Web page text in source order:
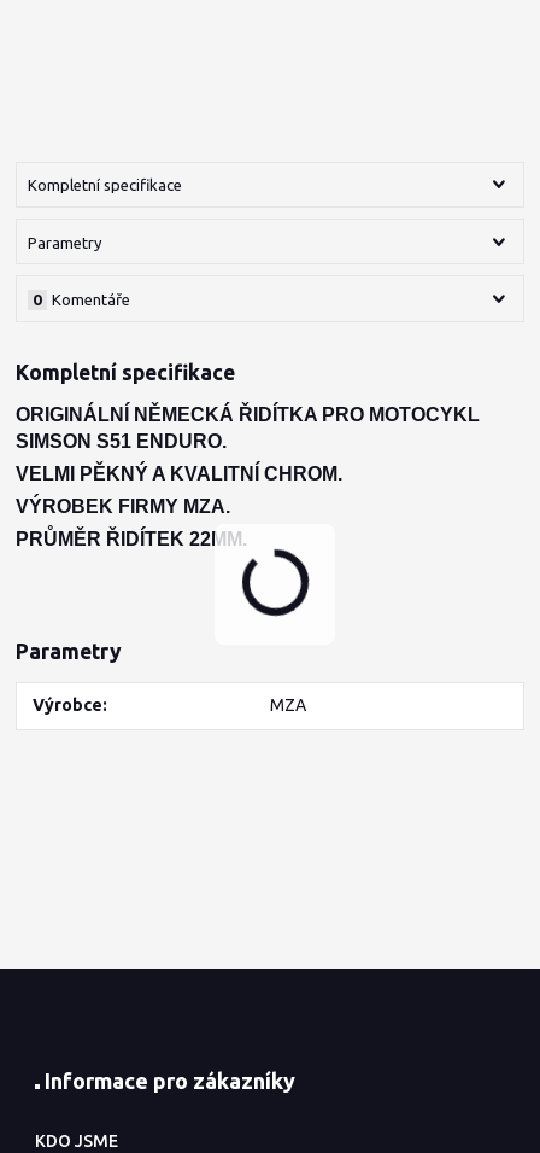
Kompletní specifikace
Parametry
Komentáře
0
Kompletní specifikace
ORIGINÁLNÍ NĚMECKÁ ŘIDÍTKA PRO MOTOCYKL
SIMSON S51 ENDURO.
VELMI PĚKNÝ A KVALITNÍ CHROM.
VÝROBEK FIRMY MZA.
PRŮMĚR ŘIDÍTEK 22MM.
Parametry
Výrobce MZA
Informace pro zákazníky
KDO JSME